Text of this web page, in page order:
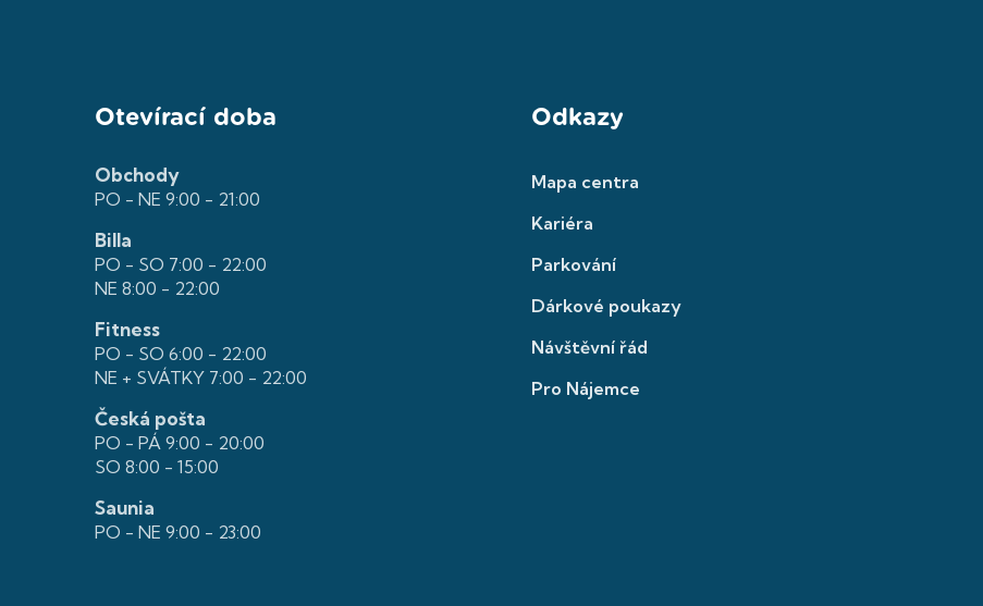
Otevírací doba
Obchody
PO - NE 9:00 - 21:00
Billa
PO - SO 7:00 - 22:00
NE 8:00 - 22:00
Fitness
PO - SO 6:00 - 22:00
NE + SVÁTKY 7:00 - 22:00
Česká pošta
PO - PÁ 9:00 - 20:00
SO 8:00 - 15:00
Saunia
PO - NE 9:00 - 23:00
Odkazy
Mapa centra
Kariéra
Parkování
Dárkové poukazy
Návštěvní řád
Pro Nájemce